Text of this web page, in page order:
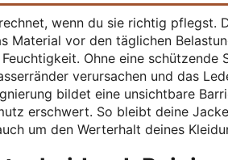
wenn du sie richtig pflegst.
Material vor den täglichen
Ohne eine schützende
verursachen und das
bildet eine unsichtbare
erschwert. So bleibt deine
um den Werterhalt deines